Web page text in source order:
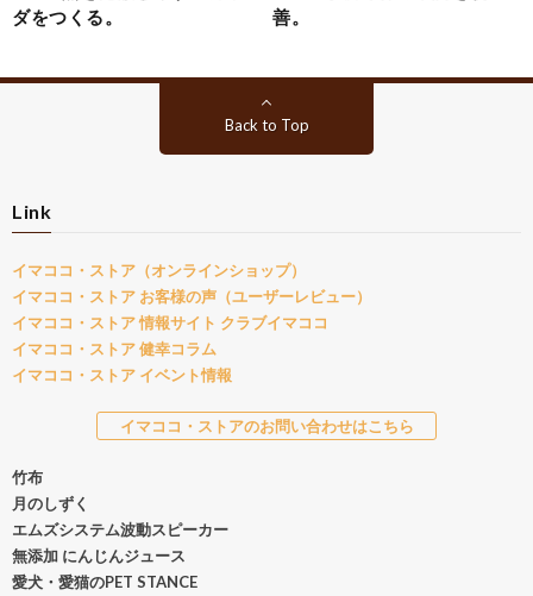
ダをつくる。
善。
Back to Top
Link
イマココ・ストア（オンラインショップ）
イマココ・ストア お客様の声（ユーザーレビュー）
イマココ・ストア 情報サイト クラブイマココ
イマココ・ストア 健幸コラム
イマココ・ストア イベント情報
イマココ・ストアのお問い合わせはこちら
竹布
月のしずく
エムズシステム波動スピーカー
無添加 にんじんジュース
愛犬・愛猫のPET STANCE